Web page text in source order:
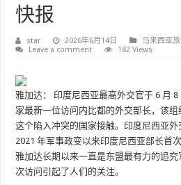
快报
star 2026年6月14日
马来西亚
Leave a comment
182 Views
雅加达：
印度尼西亚最高外交官于 6 月
家最新一位访问内比都的外交部长，该
这个陷入冲突的国家接触。印度尼西亚
2021 年军事政变以来印度尼西亚部长首
雅加达长期以来一直是东盟最有力的追
次访问引起了人们的关注。